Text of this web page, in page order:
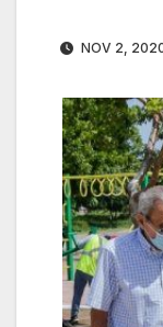
NOV 2,